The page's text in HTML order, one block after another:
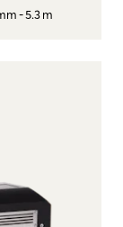
‑ 5.3 m